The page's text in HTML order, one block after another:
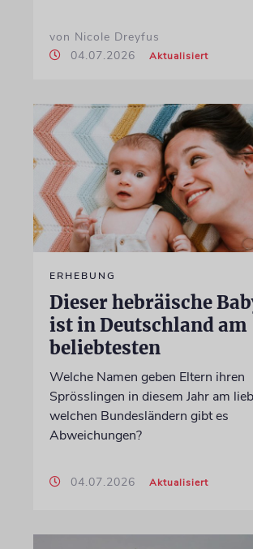
von Nicole Dreyfus
04.07.2026
Aktualisiert
ERHEBUNG
Dieser hebräische
ist in Deutschland am
beliebtesten
Welche Namen geben Eltern ihren
Sprösslingen in diesem Jahr am
welchen Bundesländern gibt es
Abweichungen?
04.07.2026 Aktualisiert